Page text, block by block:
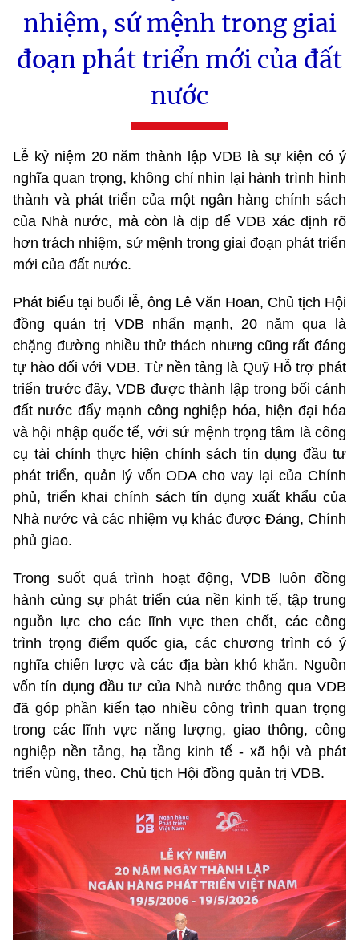
nhiệm, sứ mệnh trong giai
đoạn phát triển mới của đất
nước
Lễ kỷ niệm 20 năm thành lập VDB là sự kiện có ý
nghĩa quan trọng, không chỉ nhìn lại hành trình hình
thành và phát triển của một ngân hàng chính sách
của Nhà nước, mà còn là dịp để VDB xác định rõ
hơn trách nhiệm, sứ mệnh trong giai đoạn phát triển
mới của đất nước.
Phát biểu tại buổi lễ, ông Lê Văn Hoan, Chủ tịch Hội
đồng quản trị VDB nhấn mạnh, 20 năm qua là
chặng đường nhiều thử thách nhưng cũng rất đáng
tự hào đối với VDB. Từ nền tảng là Quỹ Hỗ trợ phát
triển trước đây, VDB được thành lập trong bối cảnh
đất nước đẩy mạnh công nghiệp hóa, hiện đại hóa
và hội nhập quốc tế, với sứ mệnh trọng tâm là công
cụ tài chính thực hiện chính sách tín dụng đầu tư
phát triển, quản lý vốn ODA cho vay lại của Chính
phủ, triển khai chính sách tín dụng xuất khẩu của
Nhà nước và các nhiệm vụ khác được Đảng, Chính
phủ giao.
Trong suốt quá trình hoạt động, VDB luôn đồng
hành cùng sự phát triển của nền kinh tế, tập trung
nguồn lực cho các lĩnh vực then chốt, các công
trình trọng điểm quốc gia, các chương trình có ý
nghĩa chiến lược và các địa bàn khó khăn. Nguồn
vốn tín dụng đầu tư của Nhà nước thông qua VDB
đã góp phần kiến tạo nhiều công trình quan trọng
trong các lĩnh vực năng lượng, giao thông, công
nghiệp nền tảng, hạ tầng kinh tế - xã hội và phát
triển vùng, theo. Chủ tịch Hội đồng quản trị VDB.